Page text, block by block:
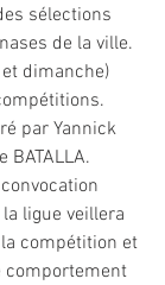
sélections
de la ville.
dimanche)
par Yannick
BATALLA.
ligue veillera
compétition et
comportement